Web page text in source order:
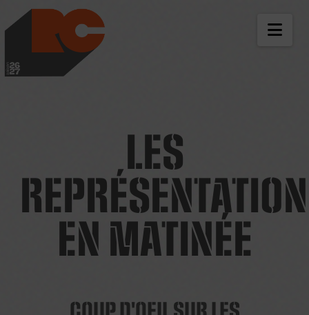
LES RICHES-
LES
EN MATINÉE